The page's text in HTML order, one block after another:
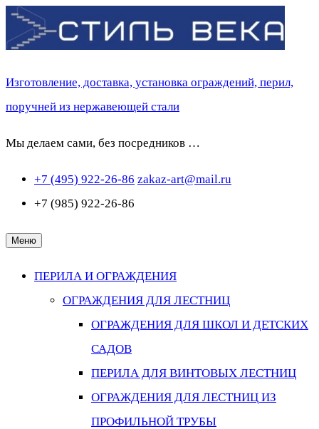
Перейти
к
Изготовление, доставка, установка ограждений, перил,
поручней из нержавеющей стали
Мы делаем сами, без посредников …
+7 (495) 922-26-86 zakaz-art@mail.ru
+7 (985) 922-26-86
Меню
ПЕРИЛА И ОГРАЖДЕНИЯ
ОГРАЖДЕНИЯ ДЛЯ ЛЕСТНИЦ
ОГРАЖДЕНИЯ ДЛЯ ШКОЛ И ДЕТСКИХ
САДОВ
ПЕРИЛА ДЛЯ ВИНТОВЫХ ЛЕСТНИЦ
ОГРАЖДЕНИЯ ДЛЯ ЛЕСТНИЦ ИЗ
ПРОФИЛЬНОЙ ТРУБЫ